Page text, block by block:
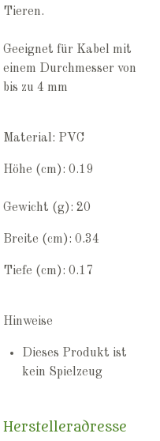
Tieren.
Geeignet für Kabel mit
einem Durchmesser von
bis zu 4 mm
Material: PVC
Höhe (cm): 0.19
Gewicht (g): 20
Breite (cm): 0.34
Tiefe (cm): 0.17
Hinweise
Dieses Produkt ist
kein Spielzeug
Herstelleradresse